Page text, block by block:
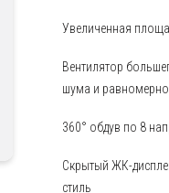
Увеличенная
Вентилятор
шума и
360° обдув по 8
Скрытый ЖК-
стиль